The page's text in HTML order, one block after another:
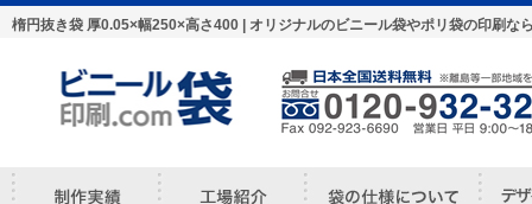
楕円抜き袋 厚0.05×幅250×高さ400 | オリジナルのビニール袋やポリ袋の印刷な